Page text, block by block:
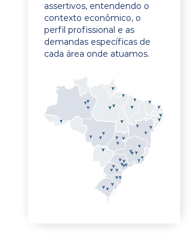
assertivos, entendendo o
contexto econômico, o
perfil profissional e as
demandas específicas de
cada área onde atuamos.